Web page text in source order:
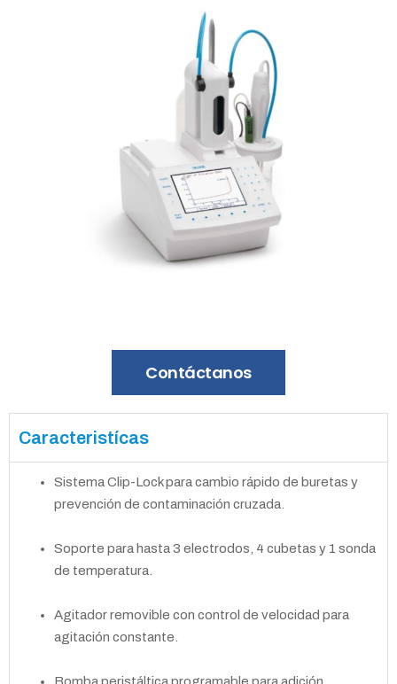
Contáctanos
Caracteristícas
Sistema Clip-Lock para cambio rápido de buretas y
prevención de contaminación cruzada.
Soporte para hasta 3 electrodos, 4 cubetas y 1 sonda
de temperatura.
Agitador removible con control de velocidad para
agitación constante.